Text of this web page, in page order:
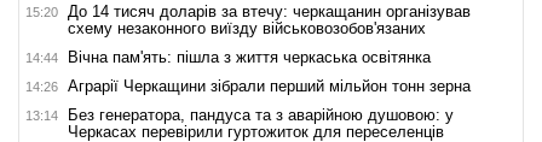
15:20
До 14 тисяч доларів за втечу: черкащанин організував
схему незаконного виїзду військовозобов'язаних
14:44 Вічна пам'ять: пішла з життя черкаська освітянка
14:26 Аграрії Черкащини зібрали перший мільйон тонн зерна
13:14
Без генератора, пандуса та з аварійною душовою: у
Черкасах перевірили гуртожиток для переселенців